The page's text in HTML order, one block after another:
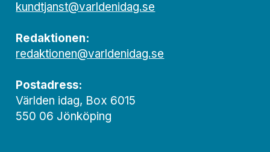
kundtjanst@varldenidag.se
Redaktionen:
redaktionen@varldenidag.se
Postadress:
Världen idag, Box 6015
550 06 Jönköping